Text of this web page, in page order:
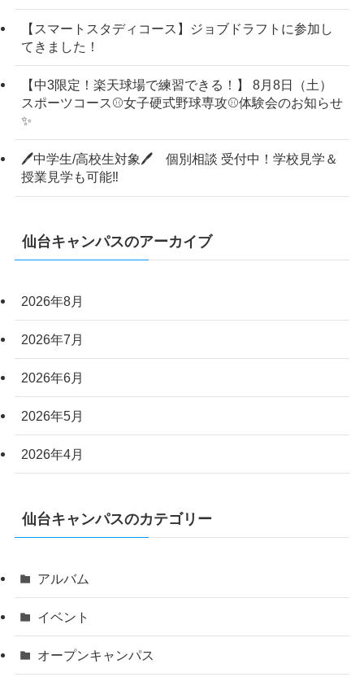
【スマートスタディコース】ジョブドラフトに参加し
てきました！
【中3限定！楽天球場で練習できる！】 8月8日（土）
スポーツコース⚾女子硬式野球専攻⚾体験会のお知らせ
✨
🖊中学生/高校生対象🖊 個別相談 受付中！学校見学＆
授業見学も可能‼
仙台キャンパスのアーカイブ
2026年8月
2026年7月
2026年6月
2026年5月
2026年4月
仙台キャンパスのカテゴリー
アルバム
イベント
オープンキャンパス